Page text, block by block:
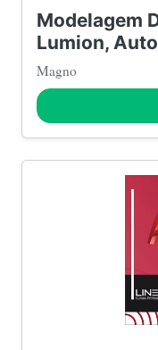
Modelagem
Lumion,
Magno